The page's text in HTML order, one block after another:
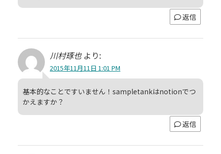
返信
川村琢也 より:
2015年11月11日 1:01 PM
基本的なことですいません！sampletankはnotionでつ
かえますか？
返信